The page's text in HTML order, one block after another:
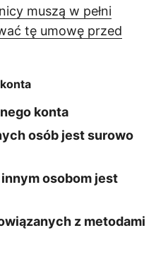
muszą w pełni
tę umowę przed
konta
osób jest surowo
osobom jest
z metodami